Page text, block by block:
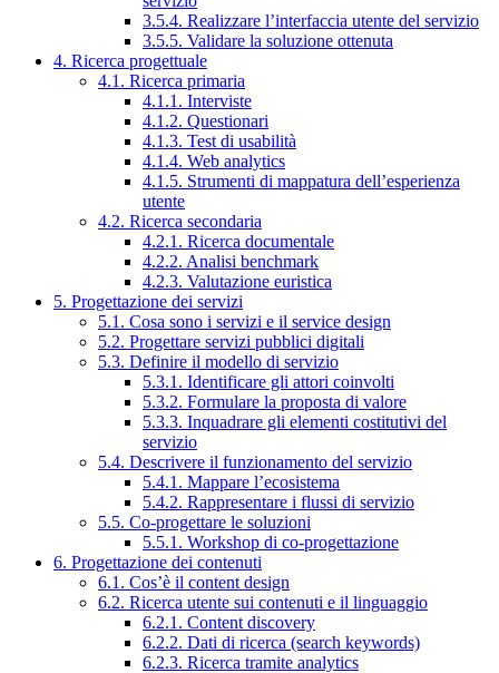
3.5.4. Realizzare l’interfaccia utente del servizio
3.5.5. Validare la soluzione ottenuta
4. Ricerca progettuale
4.1. Ricerca primaria
4.1.1. Interviste
4.1.2. Questionari
4.1.3. Test di usabilità
4.1.4. Web analytics
4.1.5. Strumenti di mappatura dell’esperienza
utente
4.2. Ricerca secondaria
4.2.1. Ricerca documentale
4.2.2. Analisi benchmark
4.2.3. Valutazione euristica
5. Progettazione dei servizi
5.1. Cosa sono i servizi e il service design
5.2. Progettare servizi pubblici digitali
5.3. Definire il modello di servizio
5.3.1. Identificare gli attori coinvolti
5.3.2. Formulare la proposta di valore
5.3.3. Inquadrare gli elementi costitutivi del
servizio
5.4. Descrivere il funzionamento del servizio
5.4.1. Mappare l’ecosistema
5.4.2. Rappresentare i flussi di servizio
5.5. Co-progettare le soluzioni
5.5.1. Workshop di co-progettazione
6. Progettazione dei contenuti
6.1. Cos’è il content design
6.2. Ricerca utente sui contenuti e il linguaggio
6.2.1. Content discovery
6.2.2. Dati di ricerca (search keywords)
6.2.3. Ricerca tramite analytics